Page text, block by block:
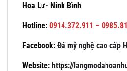
Hoa Lư- Ninh Bình
Hotline: 0914.372.911 –
Facebook: Đá mỹ nghệ cao cấp
Website: https://